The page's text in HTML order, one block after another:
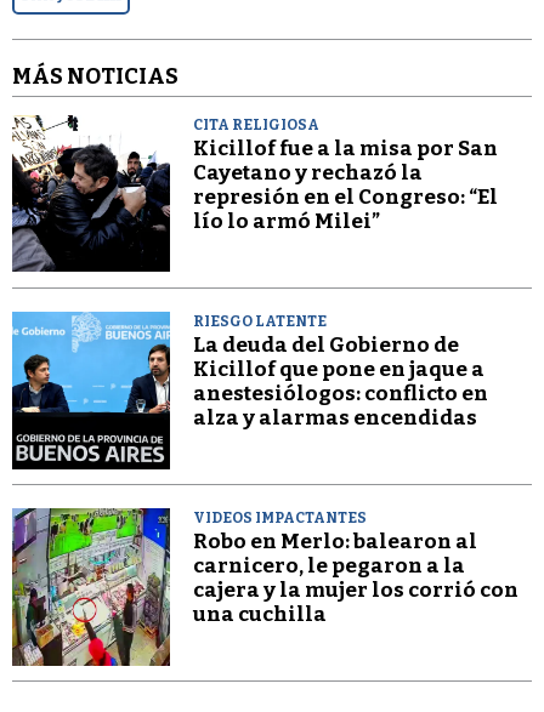
MÁS NOTICIAS
CITA RELIGIOSA
Kicillof fue a la misa por San
Cayetano y rechazó la
represión en el Congreso: “El
lío lo armó Milei”
RIESGO LATENTE
La deuda del Gobierno de
Kicillof que pone en jaque a
anestesiólogos: conflicto en
alza y alarmas encendidas
VIDEOS IMPACTANTES
Robo en Merlo: balearon al
carnicero, le pegaron a la
cajera y la mujer los corrió con
una cuchilla